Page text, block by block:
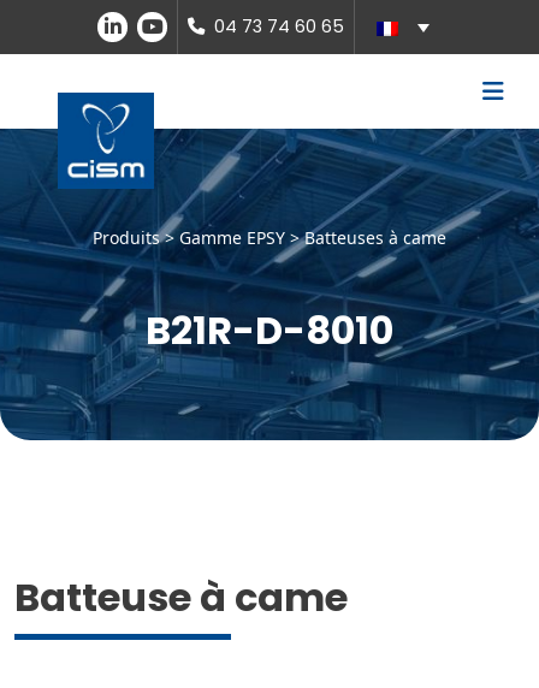
04 73 74 60 65
Produits >Gamme EPSY >Batteuses à came
B21R-D-8010
Batteuse à came